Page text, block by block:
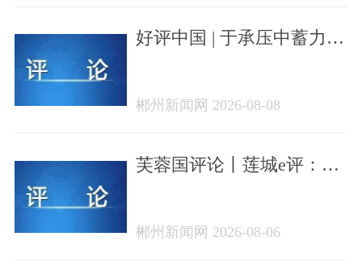
好评中国 | 于承压中蓄力向
量发展底气
郴州新闻网 2026-08-08
芙蓉国评论丨莲城e评：聚
郴州新闻网 2026-08-06